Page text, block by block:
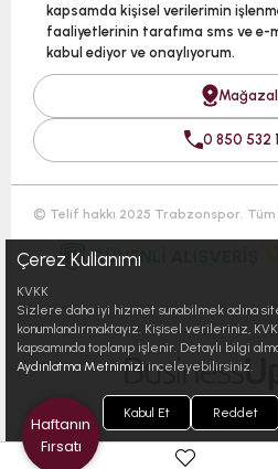
kapsamda kişisel verilerimin
faaliyetlerinin tarafıma sms ve e-
kabul ediyor ve onaylıyorum.
0 850 532
© Telif hakkı 2025 Trabzonspor. Tüm
Çerez Kullanımı
KVKK
Sizlere daha iyi hizmet sunabilmek adına
konumlandırmaktayız. Kişisel verileriniz,
kapsamında toplanıp işlenir. Detaylı bilgi
Aydınlatma Metnimizi inceleyebilirsiniz.
Kabul Et Reddet
Haftanın
Fırsatı